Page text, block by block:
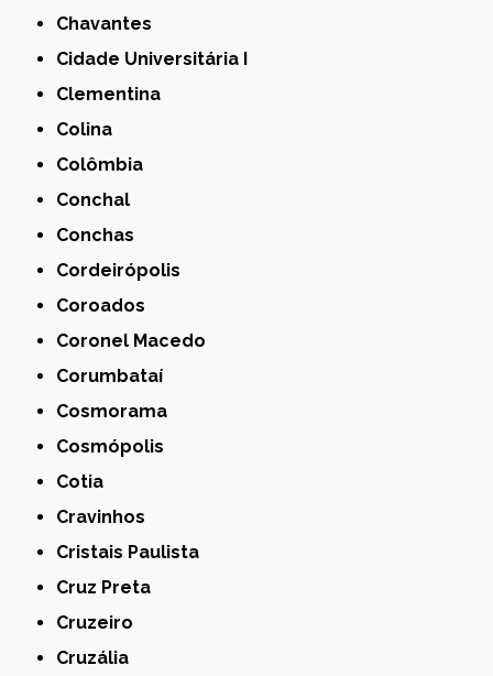
Chavantes
Cidade Universitária I
Clementina
Colina
Colômbia
Conchal
Conchas
Cordeirópolis
Coroados
Coronel Macedo
Corumbataí
Cosmorama
Cosmópolis
Cotia
Cravinhos
Cristais Paulista
Cruz Preta
Cruzeiro
Cruzália